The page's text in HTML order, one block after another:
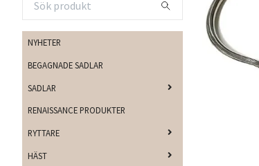
NYHETER
BEGAGNADE SADLAR
SADLAR
RENAISSANCE PRODUKTER
RYTTARE
HÄST